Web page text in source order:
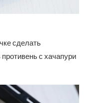
сделать
с хачапури